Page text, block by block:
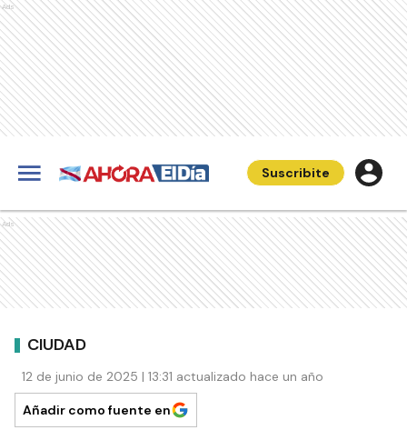
Ads
Suscribite
Ads
CIUDAD
12 de junio de 2025 | 13:31 actualizado hace un año
Añadir como fuente en